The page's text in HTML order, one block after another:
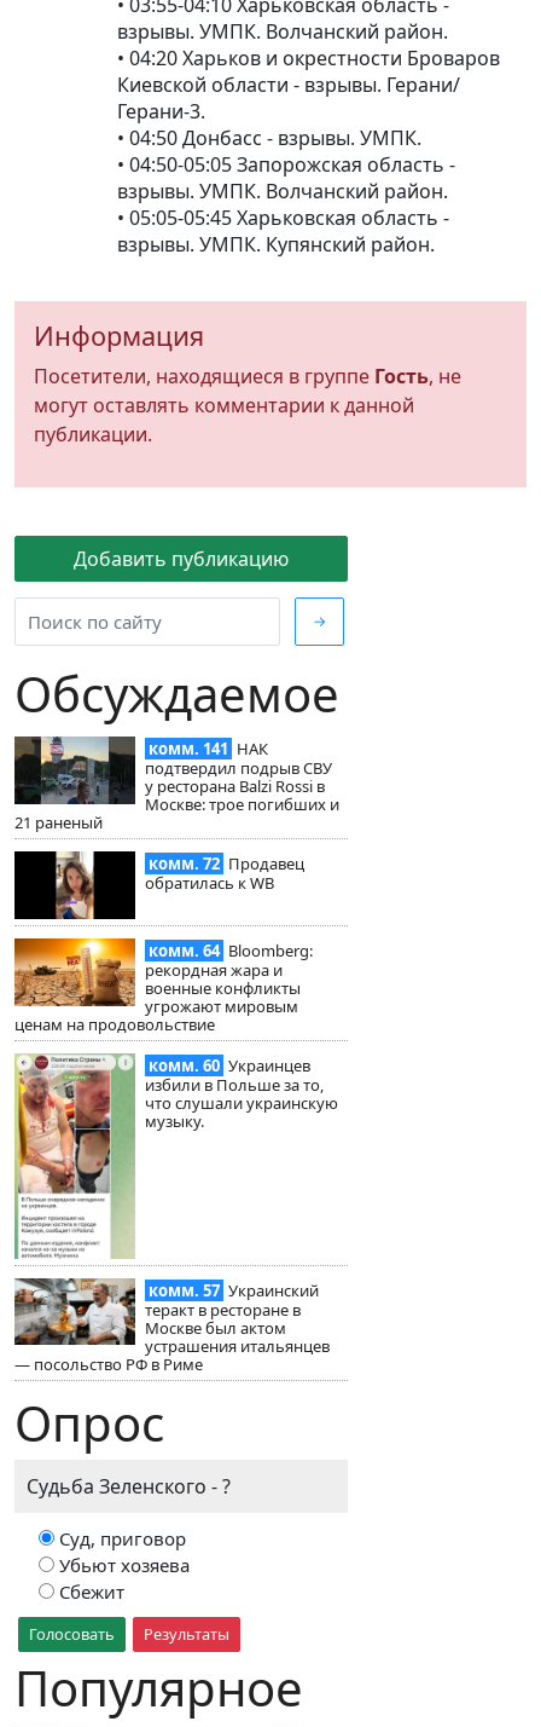
Добавить публикацию
→
Обсуждаемое
комм. 141 НАК
подтвердил подрыв СВУ
у ресторана Balzi Rossi в
Москве: трое погибших и
21 раненый
комм. 72 Продавец
обратилась к WB
комм. 64 Bloomberg:
рекордная жара и
военные конфликты
угрожают мировым
ценам на продовольствие
комм. 60 Украинцев
избили в Польше за то,
что слушали украинскую
музыку.
комм. 57 Украинский
теракт в ресторане в
Москве был актом
устрашения итальянцев
— посольство РФ в Риме
Опрос
Судьба Зеленского - ?
Суд, приговор
Убьют хозяева
Сбежит
Голосовать Результаты
Популярное
взрывы. УМПК. Волчанский район.
• 04:20 Харьков и окрестности Броваров
Киевской области - взрывы. Герани/
Герани-3.
• 04:50 Донбасс - взрывы. УМПК.
• 04:50-05:05 Запорожская область -
взрывы. УМПК. Волчанский район.
• 05:05-05:45 Харьковская область -
взрывы. УМПК. Купянский район.
Информация
Посетители, находящиеся в группе Гость, не
могут оставлять комментарии к данной
публикации.